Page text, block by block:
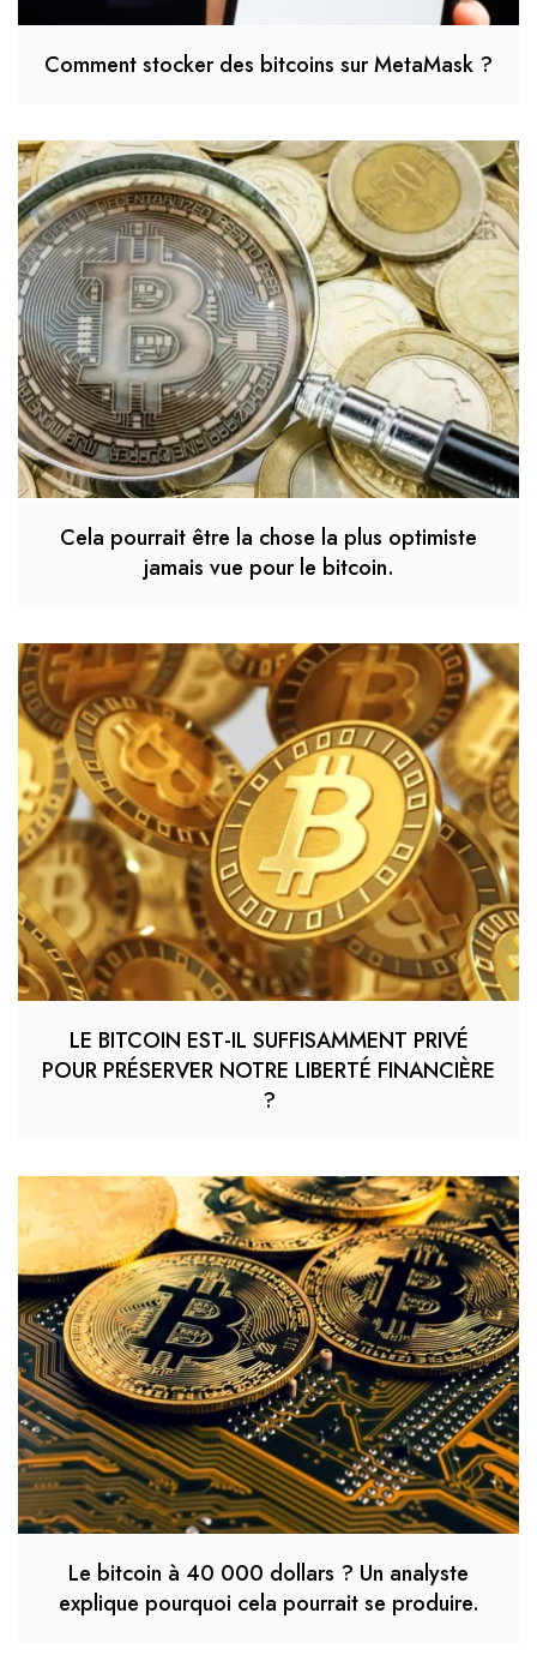
Comment stocker des bitcoins sur MetaMask ?
Cela pourrait être la chose la plus optimiste
jamais vue pour le bitcoin.
LE BITCOIN EST-IL SUFFISAMMENT PRIVÉ
POUR PRÉSERVER NOTRE LIBERTÉ FINANCIÈRE
?
Le bitcoin à 40 000 dollars ? Un analyste
explique pourquoi cela pourrait se produire.